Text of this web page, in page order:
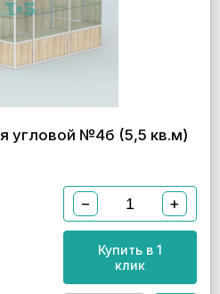
угловой №4б (5,5 кв.м)
− +
Купить в 1
клик